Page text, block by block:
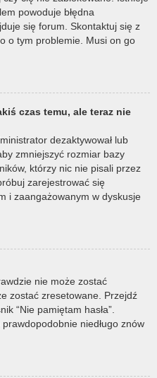
powoduje błędna
się forum. Skontaktuj się z
o tym problemie. Musi on go
czas temu, ale teraz nie
dezaktywował lub
zmniejszyć rozmiar bazy
którzy nic nie pisali przez
zarejestrować się
i zaangażowanym w dyskusje
nie może zostać
zostać zresetowane. Przejdź
“Nie pamiętam hasła”.
niedługo znów